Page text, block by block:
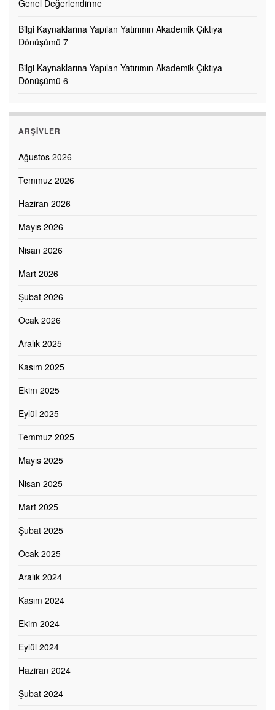
Genel Değerlendirme
Bilgi Kaynaklarına Yapılan Yatırımın Akademik Çıktıya
Dönüşümü 7
Bilgi Kaynaklarına Yapılan Yatırımın Akademik Çıktıya
Dönüşümü 6
ARŞIVLER
Ağustos 2026
Temmuz 2026
Haziran 2026
Mayıs 2026
Nisan 2026
Mart 2026
Şubat 2026
Ocak 2026
Aralık 2025
Kasım 2025
Ekim 2025
Eylül 2025
Temmuz 2025
Mayıs 2025
Nisan 2025
Mart 2025
Şubat 2025
Ocak 2025
Aralık 2024
Kasım 2024
Ekim 2024
Eylül 2024
Haziran 2024
Şubat 2024